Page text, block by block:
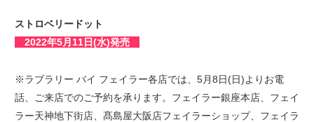
ストロベリードット
2022年5月11日(水)発売
※ラブラリー バイ フェイラー各店では、5月8日(日)よりお電
話、ご来店でのご予約を承ります。フェイラー銀座本店、フェイ
ラー天神地下街店、髙島屋大阪店フェイラーショップ、フェイラ